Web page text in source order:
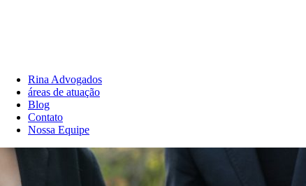
Rina Advogados
áreas de atuação
Blog
Contato
Nossa Equipe